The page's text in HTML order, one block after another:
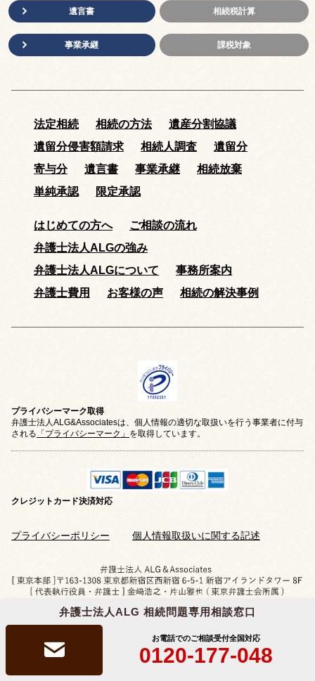
弁護士法人ALG 相続問題専用相談窓口
お電話でのご相談受付全国対応
0120-177-048
遺言書
事業承継
相続税計算
課税対象
法定相続 相続の方法
遺産分割協議
遺留分侵害額請求
相続人調査
遺留分
寄与分
遺言書 事業承継
相続放棄
単純承認
限定承認
はじめての方へ
ご相談の流れ
弁護士法人ALGの強み
弁護士法人ALGについて
事務所案内
弁護士費用
お客様の声 相続の解決事例
プライバシーマーク取得
弁護士法人ALG&Associatesは、個人情報の適切な取扱いを行う事業者に付与
される 「プライバシーマーク」 を取得しています。
クレジットカード決済対応
プライバシーポリシー 個人情報取扱いに関する記述
Copyright © 2019-2026 相続問題のご相談なら
弁護士法人ALG&Associates All Rights Reserved.